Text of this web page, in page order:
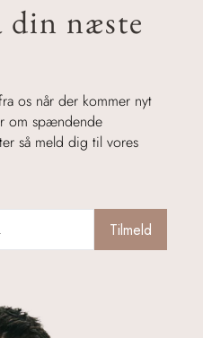
din næste
os når der kommer nyt
om spændende
så meld dig til vores
Tilmeld